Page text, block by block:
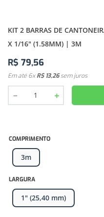
KIT 2 BARRAS DE
X 1/16" (1.58MM) | 3M
R$ 79,56
Em até 6xR$ 13,26sem juros
＋
－
LARGURA
1" (25,40 mm)
COMPRIMENTO
3m